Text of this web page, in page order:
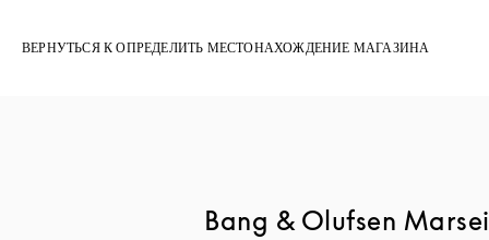
ВЕРНУТЬСЯ К ОПРЕДЕЛИТЬ МЕСТОНАХОЖДЕНИЕ МАГАЗИНА
Bang & Olufsen